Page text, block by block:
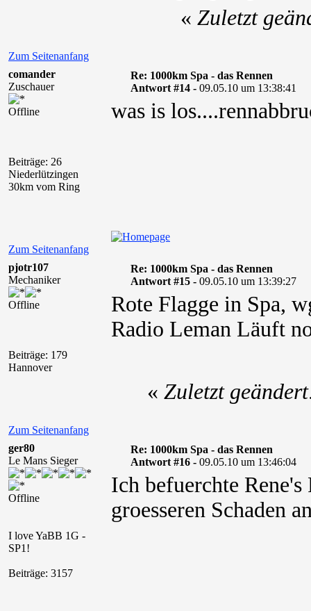
Zum Seitenanfang
« Zuletzt
comander
Zuschauer
Offline
Beiträge: 26
Niederlützingen
30km vom Ring
Re: 1000km Spa - das Rennen
Antwort #14 - 09.05.10 um 13:38:41
was is
Zum Seitenanfang
pjotr107
Mechaniker
Offline
Beiträge: 179
Hannover
Re: 1000km Spa - das Rennen
Antwort #15 - 09.05.10 um 13:39:27
Rote Flagge in Spa,
Radio Leman Läuft
Zum Seitenanfang
« Zuletzt
ger80
Le Mans Sieger
Offline
I love YaBB 1G -
SP1!
Beiträge: 3157
Re: 1000km Spa - das Rennen
Antwort #16 - 09.05.10 um 13:46:04
Ich befuerchte
groesseren Schaden